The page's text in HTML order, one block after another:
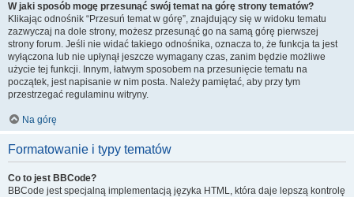
W jaki sposób mogę przesunąć swój temat na górę strony tematów?
Klikając odnośnik “Przesuń temat w górę”, znajdujący się w widoku tematu
zazwyczaj na dole strony, możesz przesunąć go na samą górę pierwszej
strony forum. Jeśli nie widać takiego odnośnika, oznacza to, że funkcja ta jest
wyłączona lub nie upłynął jeszcze wymagany czas, zanim będzie możliwe
użycie tej funkcji. Innym, łatwym sposobem na przesunięcie tematu na
początek, jest napisanie w nim posta. Należy pamiętać, aby przy tym
przestrzegać regulaminu witryny.
Na górę
Formatowanie i typy tematów
Co to jest BBCode?
BBCode jest specjalną implementacją języka HTML, która daje lepszą kontrolę